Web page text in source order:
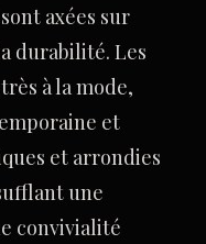
sont axées sur
durabilité. Les
à la mode,
et
et arrondies
une
convivialité